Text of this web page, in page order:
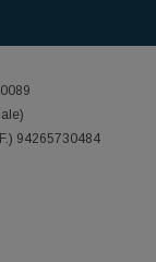
94265730484